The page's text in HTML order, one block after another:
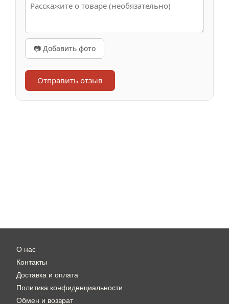
📷 Добавить фото
Отправить отзыв
О нас
Контакты
Доставка и оплата
Политика конфиденциальности
Обмен и возврат